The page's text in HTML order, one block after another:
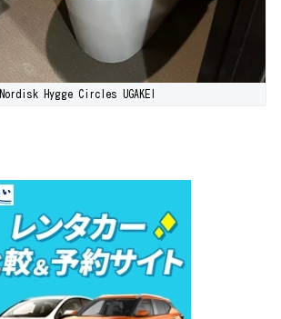
Nordisk Hygge Circles UGAKEI